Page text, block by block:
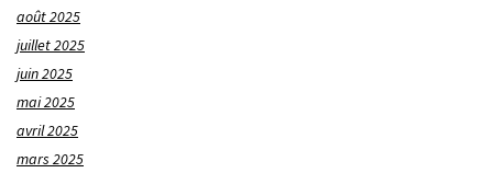
août 2025
juillet 2025
juin 2025
mai 2025
avril 2025
mars 2025